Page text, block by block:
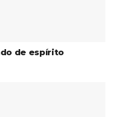
de espírito